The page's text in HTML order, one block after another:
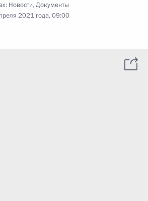
Новости,Документы
2021 года, 09:00